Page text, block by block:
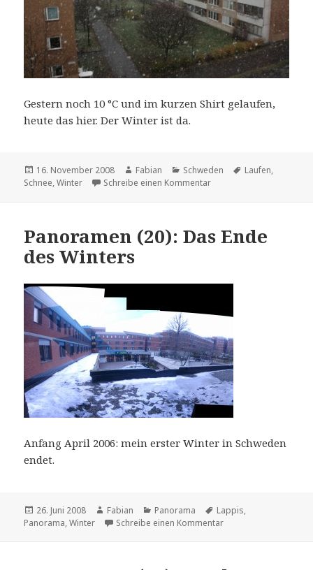
Gestern noch 10 °C und im kurzen Shirt gelaufen,
heute das hier. Der Winter ist da.
Veröffentlicht
am
16. November 2008 Autor
Fabian Kategorien
Schweden Schlagwörter
Laufen,
Schnee,Winter Schreibe einen Kommentarzu Schnee
Panoramen (20): Das Ende
des Winters
Anfang April 2006: mein erster Winter in Schweden
endet.
Veröffentlicht
am
26. Juni 2008 Autor
Fabian Kategorien
Panorama Schlagwörter
Lappis,
Panorama,Winter Schreibe einen Kommentarzu Panoramen (20):